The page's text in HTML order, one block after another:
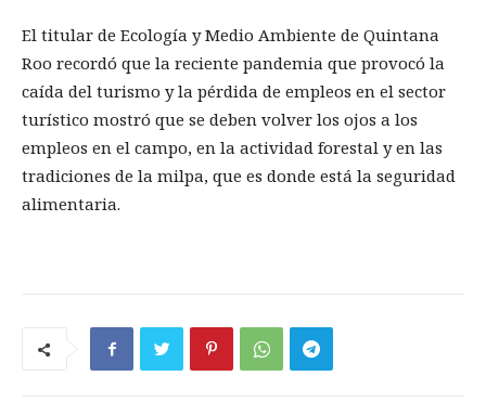
El titular de Ecología y Medio Ambiente de Quintana
Roo recordó que la reciente pandemia que provocó la
caída del turismo y la pérdida de empleos en el sector
turístico mostró que se deben volver los ojos a los
empleos en el campo, en la actividad forestal y en las
tradiciones de la milpa, que es donde está la seguridad
alimentaria.